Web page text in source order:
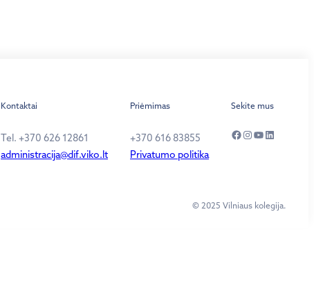
Kontaktai
Tel. +370 626 12861
administracija@dif.viko.lt
Priėmimas
+370 616 83855
Privatumo politika
Sekite mus
Facebook
Instagram
YouTube
LinkedIn
© 2025 Vilniaus kolegija.